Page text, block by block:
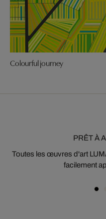
Colourful journey
PRÊT À
Toutes les œuvres d'art
facilement